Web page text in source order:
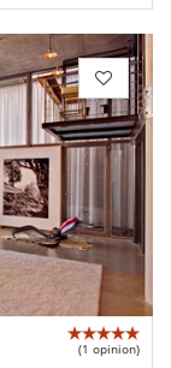
(1 opinion)